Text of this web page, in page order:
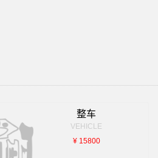
整车
VEHICLE
¥ 15800